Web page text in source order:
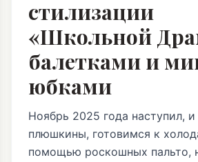
стилизации
«Школьной
балетками и
юбками
Ноябрь 2025 года наступил,
плюшкины, готовимся к
помощью роскошных пальто,